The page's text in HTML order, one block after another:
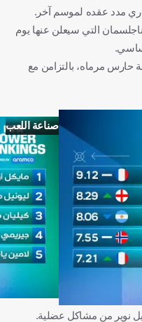
مدد عقده لموسم آخر.
التي سيعلن عنها يوم
حارس مرماه، بالتزامن مع
صناعة اللعب
نوير من مشاكل عضلية.